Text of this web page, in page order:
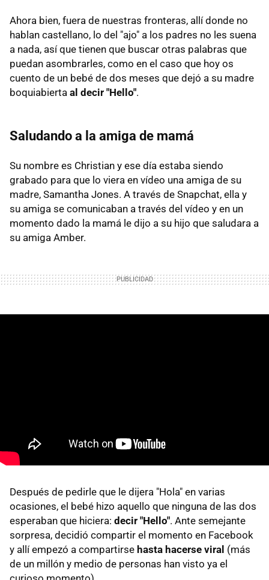
Ahora bien, fuera de nuestras fronteras, allí donde no
hablan castellano, lo del "ajo" a los padres no les suena
a nada, así que tienen que buscar otras palabras que
puedan asombrarles, como en el caso que hoy os
cuento de un bebé de dos meses que dejó a su madre
boquiabierta al decir "Hello".
Saludando a la amiga de mamá
Su nombre es Christian y ese día estaba siendo
grabado para que lo viera en vídeo una amiga de su
madre, Samantha Jones. A través de Snapchat, ella y
su amiga se comunicaban a través del vídeo y en un
momento dado la mamá le dijo a su hijo que saludara a
su amiga Amber.
Después de pedirle que le dijera "Hola" en varias
ocasiones, el bebé hizo aquello que ninguna de las dos
esperaban que hiciera: decir "Hello". Ante semejante
sorpresa, decidió compartir el momento en Facebook
y allí empezó a compartirse hasta hacerse viral (más
de un millón y medio de personas han visto ya el